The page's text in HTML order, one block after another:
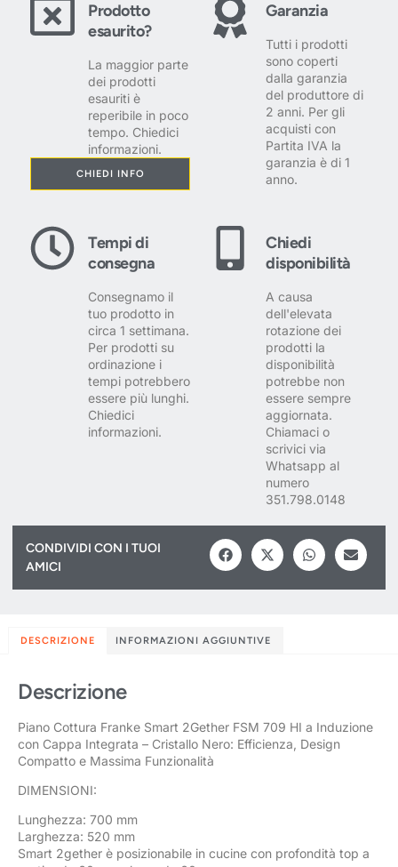
Prodotto
esaurito?
La maggior parte
dei prodotti
esauriti è
reperibile in poco
tempo. Chiedici
informazioni.
CHIEDI INFO
Garanzia
Tutti i prodotti
sono coperti
dalla garanzia
del produttore di
2 anni. Per gli
acquisti con
Partita IVA la
garanzia è di 1
anno.
Tempi di
consegna
Consegnamo il
tuo prodotto in
circa 1 settimana.
Per prodotti su
ordinazione i
tempi potrebbero
essere più lunghi.
Chiedici
informazioni.
Chiedi
disponibilità
A causa
dell'elevata
rotazione dei
prodotti la
disponibilità
potrebbe non
essere sempre
aggiornata.
Chiamaci o
scrivici via
Whatsapp al
numero
351.798.0148
CONDIVIDI CON I TUOI
AMICI
DESCRIZIONE INFORMAZIONI AGGIUNTIVE
Descrizione
Piano Cottura Franke Smart 2Gether FSM 709 HI a Induzione
con Cappa Integrata – Cristallo Nero: Efficienza, Design
Compatto e Massima Funzionalità
DIMENSIONI:
Lunghezza: 700 mm
Larghezza: 520 mm
Smart 2gether è posizionabile in cucine con profondità top a